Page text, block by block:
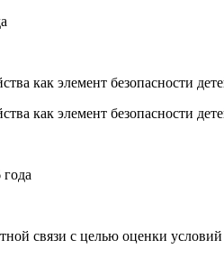
как элемент безопасности
как элемент безопасности
связи с целью оценки